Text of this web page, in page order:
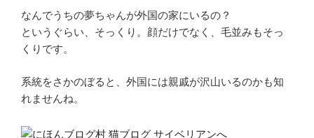
なんでうちの夢ちゃんが外国の家にいるの？
というぐらい、そっくり。顔だけでなく、毛並みもそっ
くりです。
系統をさかのぼると、外国には親戚が沢山いるのかも知
れませんね。